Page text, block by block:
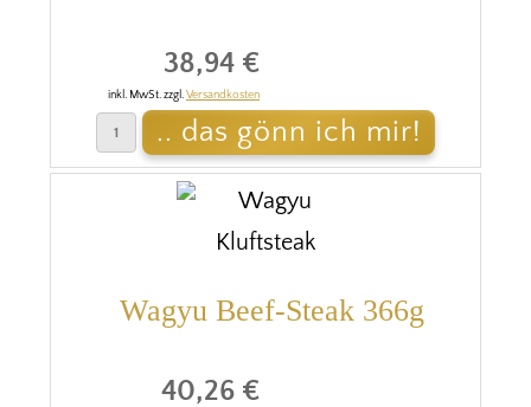
38,94 €
inkl. MwSt. zzgl.Versandkosten
Wagyu Beef-Steak 366g
40,26 €